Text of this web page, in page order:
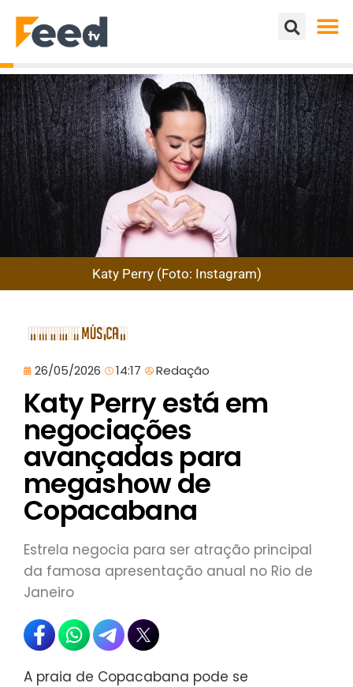
Katy Perry (Foto: Instagram)
26/05/2026 14:17 Redação
Katy Perry está em
negociações
avançadas para
megashow de
Copacabana
Estrela negocia para ser atração principal
da famosa apresentação anual no Rio de
Janeiro
A praia de Copacabana pode se